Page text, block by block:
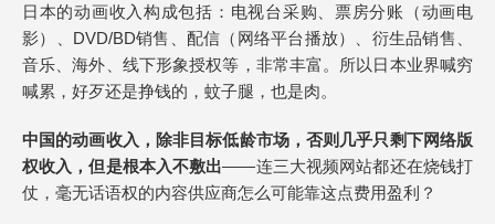
日本的动画收入构成包括：电视台采购、票房分账（动画电
影）、DVD/BD销售、配信（网络平台播放）、衍生品销售、
音乐、海外、线下形象授权等，非常丰富。所以日本业界喊穷
喊累，好歹还是挣钱的，蚊子腿，也是肉。
中国的动画收入，除非目标低龄市场，否则几乎只剩下网络版
权收入，但是根本入不敷出——连三大视频网站都还在烧钱打
仗，毫无话语权的内容供应商怎么可能靠这点费用盈利？